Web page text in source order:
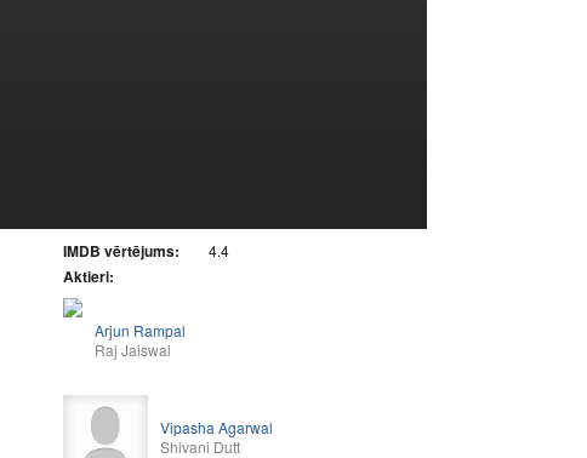
IMDB vērtējums: 4.4
Aktieri:
Arjun Rampal
Raj Jaiswal
Vipasha Agarwal
Shivani Dutt